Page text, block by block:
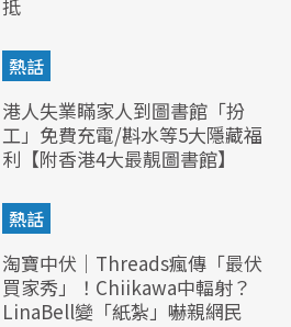
抵
熱話
港人失業瞞家人到圖書館「扮
工」免費充電/斟水等5大隱藏福
利【附香港4大最靚圖書館】
熱話
淘寶中伏｜Threads瘋傳「最伏
買家秀」！Chiikawa中輻射？
LinaBell變「紙紮」嚇親網民